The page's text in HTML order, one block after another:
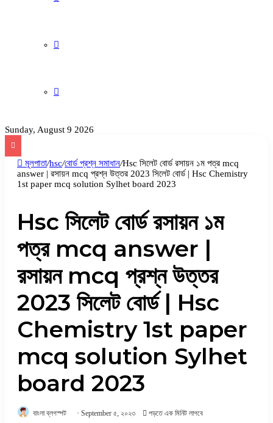
Sunday, August 9 2026
মূলপাতা/hsc/বোর্ড প্রশ্ন সমাধান/Hsc সিলেট বোর্ড রসায়ন ১ম পত্র mcq
answer | রসায়ন mcq প্রশ্ন উত্তর 2023 সিলেট বোর্ড | Hsc Chemistry
1st paper mcq solution Sylhet board 2023
Hsc সিলেট বোর্ড রসায়ন ১ম
পত্র mcq answer |
রসায়ন mcq প্রশ্ন উত্তর
2023 সিলেট বোর্ড | Hsc
Chemistry 1st paper
mcq solution Sylhet
board 2023
বাংলা ব্লগস্পট September ৫, ২০২৩ পড়তে এক মিনিট লাগবে